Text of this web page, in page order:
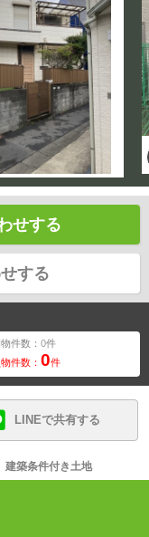
せする
する
件数： 0件
件数： 0件
LINEで共有する
築条件付き土地